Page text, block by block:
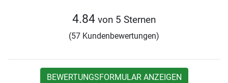
4.84 von 5 Sternen
(57 Kundenbewertungen)
BEWERTUNGSFORMULAR ANZEIGEN